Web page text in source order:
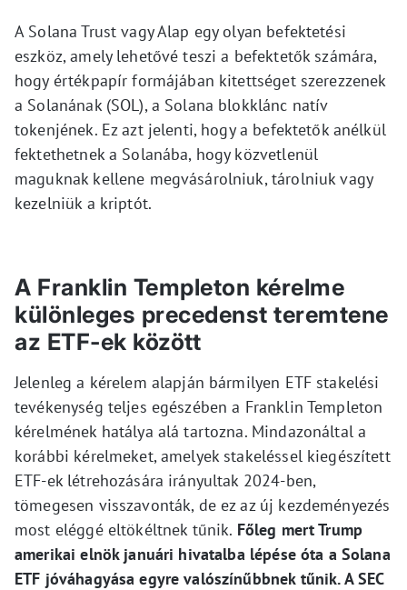
A Solana Trust vagy Alap egy olyan befektetési
eszköz, amely lehetővé teszi a befektetők számára,
hogy értékpapír formájában kitettséget szerezzenek
a Solanának (SOL), a Solana blokklánc natív
tokenjének. Ez azt jelenti, hogy a befektetők anélkül
fektethetnek a Solanába, hogy közvetlenül
maguknak kellene megvásárolniuk, tárolniuk vagy
kezelniük a kriptót.
A Franklin Templeton kérelme
különleges precedenst teremtene
az ETF-ek között
Jelenleg a kérelem alapján bármilyen ETF stakelési
tevékenység teljes egészében a Franklin Templeton
kérelmének hatálya alá tartozna. Mindazonáltal a
korábbi kérelmeket, amelyek stakeléssel kiegészített
ETF-ek létrehozására irányultak 2024-ben,
tömegesen visszavonták, de ez az új kezdeményezés
most eléggé eltökéltnek tűnik. Főleg mert Trump
amerikai elnök januári hivatalba lépése óta a Solana
ETF jóváhagyása egyre valószínűbbnek tűnik. A SEC